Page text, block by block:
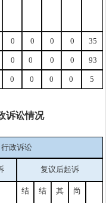
0 0 0 0 35
0 0 0 0 93
0 0 0 0 5
诉讼情况
行政诉讼
复议后起诉
结
结
其
尚